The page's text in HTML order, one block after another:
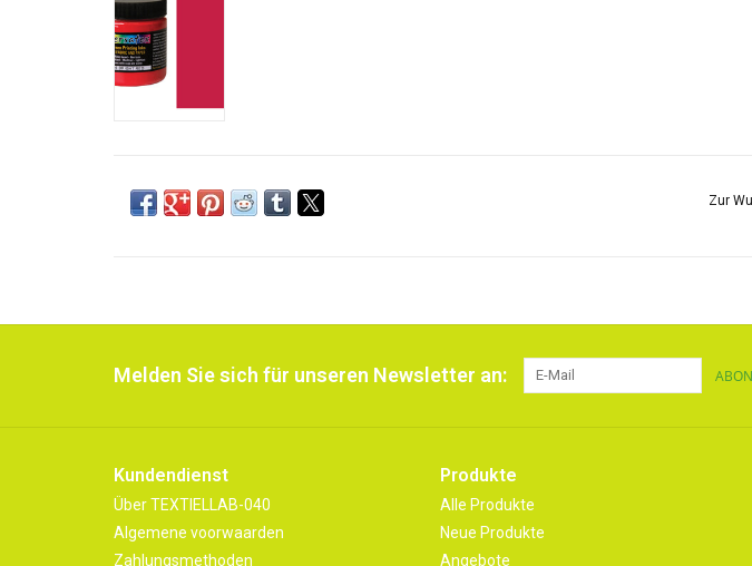
Zur
Melden Sie sich für unseren Newsletter an:
Kundendienst
Über TEXTIELLAB-040
Algemene voorwaarden
Zahlungsmethoden
Produkte
Alle Produkte
Neue Produkte
Angebote